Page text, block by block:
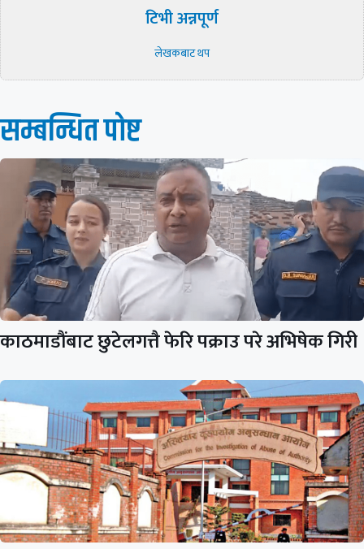
टिभी अन्नपूर्ण
लेखकबाट थप
सम्बन्धित पाेष्ट
काठमाडौंबाट छुटेलगत्तै फेरि पक्राउ परे अभिषेक गिरी